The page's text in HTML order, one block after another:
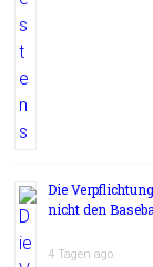
Die
nicht den
4 Tagen ago